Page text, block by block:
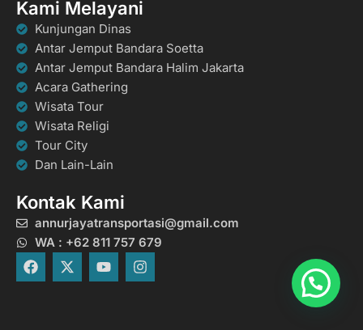
Kami Melayani
Kunjungan Dinas
Antar Jemput Bandara Soetta
Antar Jemput Bandara Halim Jakarta
Acara Gathering
Wisata Tour
Wisata Religi
Tour City
Dan Lain-Lain
Kontak Kami
annurjayatransportasi@gmail.com
WA : +62 811 757 679
F
a
X
-
Y
o
I
n